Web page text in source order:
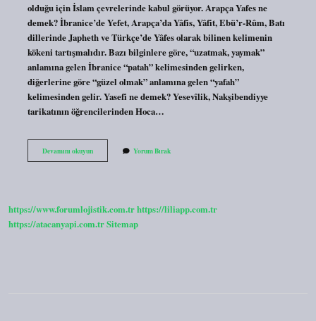
olduğu için İslam çevrelerinde kabul görüyor. Arapça Yafes ne
demek? İbranice’de Yefet, Arapça’da Yâfis, Yâfit, Ebü’r-Rûm, Batı
dillerinde Japheth ve Türkçe’de Yâfes olarak bilinen kelimenin
kökeni tartışmalıdır. Bazı bilginlere göre, “uzatmak, yaymak”
anlamına gelen İbranice “patah” kelimesinden gelirken,
diğerlerine göre “güzel olmak” anlamına gelen “yafah”
kelimesinden gelir. Yasefi ne demek? Yesevîlik, Nakşibendiyye
tarikatının öğrencilerinden Hoca…
Devamını okuyunYasef
Ismi
Yorum Bırak
https://www.forumlojistik.com.trhttps://liliapp.com.tr
https://atacanyapi.com.trSitemap